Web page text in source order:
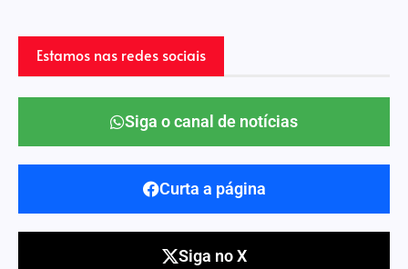
Estamos nas redes sociais
Siga o canal de notícias
Curta a página
Siga no X